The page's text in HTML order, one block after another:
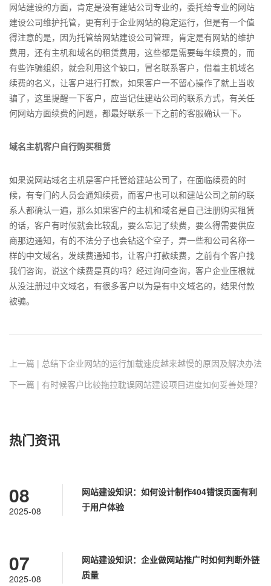
网站建设的方面，肯定是没有建站公司专业的，委托给专业的网站
建设公司维护托管，更有利于企业网站的稳定运行，但是有一个值
得注意的是，因为托管给网站建设公司管理，肯定是有网站的维护
费用，还有主机和域名的租赁费用，这些都是需要每年续费的，而
有些诈骗组织，就会利用这个缺口，冒名联系客户，借着主机域名
续费的名义，让客户进行打款，如果客户一不留心操作了就上当收
骗了，这里提醒一下客户，应当记住建站公司的联系方式，有关任
何网站方面续费的问题，都最好联系一下之前的客服确认一下。
域名主机客户自行购买租赁
如果说网站域名主机是客户托管给建站公司了，在面临续费的时
候，有专门的人员会通知续费，而客户也可以和建站公司之前的联
系人都确认一遍，那么如果客户的主机和域名是自己注册购买租赁
的话，客户有时候就会比较乱，要么忘记了续费，要么得需要供应
商那边通知，有的不法分子也会钻这个空子，弄一些和公司名称一
样的中文域名，发续费通知书，让客户打款续费，之前有个客户找
我们咨询，说这个续费是真的吗？经过询问查询，客户企业压根就
从没注册过中文域名，有很多客户以为是有中文域名的，结果付款
被骗。
上一篇 | 总结下企业网站的运行加载速度越来越慢的原因及解决办法
下一篇 | 有时候客户比较拖拉耽误网站建设项目进度如何妥善处理？
热门资讯
08
2025-08
网站建设知识：如何设计制作404错误页面有利
于用户体验
07
2025-08
网站建设知识：企业做网站推广时如何判断外链
质量